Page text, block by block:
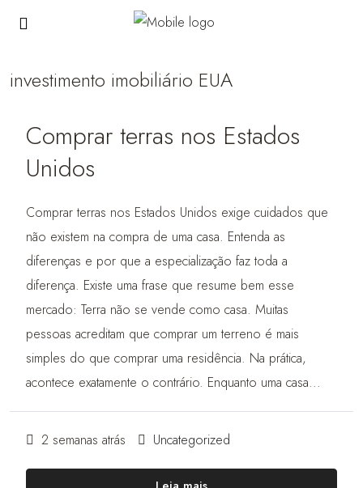
investimento imobiliário EUA
Comprar terras nos Estados
Unidos
Comprar terras nos Estados Unidos exige cuidados que
não existem na compra de uma casa. Entenda as
diferenças e por que a especialização faz toda a
diferença. Existe uma frase que resume bem esse
mercado: Terra não se vende como casa. Muitas
pessoas acreditam que comprar um terreno é mais
simples do que comprar uma residência. Na prática,
acontece exatamente o contrário. Enquanto uma casa...
2 semanas atrás Uncategorized